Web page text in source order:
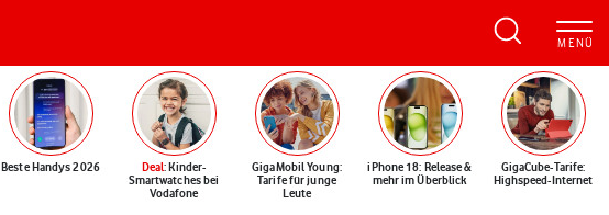
Beste Handys 2026 Deal: Kinder-
Smartwatches bei
Vodafone
GigaMobil Young:
Tarife für junge
Leute
iPhone 18: Release &
mehr im Überblick
GigaCube-Tarife:
Highspeed-Internet